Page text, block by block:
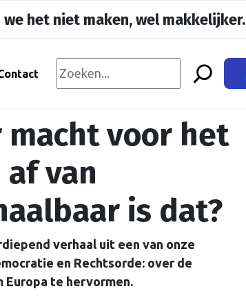
we het niet maken, wel makkelijker.
macht voor het
van
is dat?
verhaal uit een van onze
en Rechtsorde: over de
Europa te hervormen.